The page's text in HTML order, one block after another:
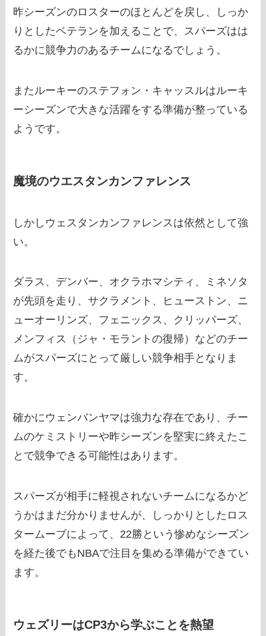
昨シーズンのロスターのほとんどを戻し、しっか
りとしたベテランを加えることで、スパーズはは
るかに競争力のあるチームになるでしょう。
またルーキーのステフォン・キャッスルはルーキ
ーシーズンで大きな活躍をする準備が整っている
ようです。
魔境のウエスタンカンファレンス
しかしウェスタンカンファレンスは依然として強
い。
ダラス、デンバー、オクラホマシティ、ミネソタ
が先頭を走り、サクラメント、ヒューストン、ニ
ューオーリンズ、フェニックス、クリッパーズ、
メンフィス（ジャ・モラントの復帰）などのチー
ムがスパーズにとって厳しい競争相手となりま
す。
確かにウェンバンヤマは強力な存在であり、チー
ムのケミストリーや昨シーズンを堅実に終えたこ
とで競争できる可能性はあります。
スパーズが相手に軽視されないチームになるかど
うかはまだ分かりませんが、しっかりとしたロス
タームーブによって、22勝という惨めなシーズン
を経た後でもNBAで注目を集める準備ができてい
ます。
ウェズリーはCP3から学ぶことを熱望